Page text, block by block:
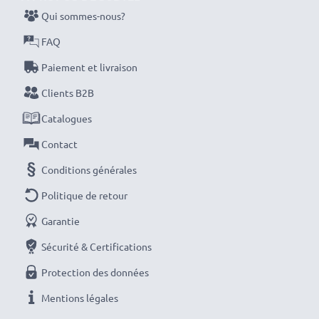
et une longévité optimales, chargez complètement
vos batteries avant leur première utilisation.
Ne ratez plus jamais un cliché avec ce chargeur de
batterie LCD intelligent et compact de CELLONIC.
Commandez dès maintenant pour une livraison rapide
Qui sommes-nous?
FAQ
Paiement et livraison
Clients B2B
Catalogues
Contact
Conditions générales
Politique de retour
Garantie
Sécurité & Certifications
Protection des données
Mentions légales